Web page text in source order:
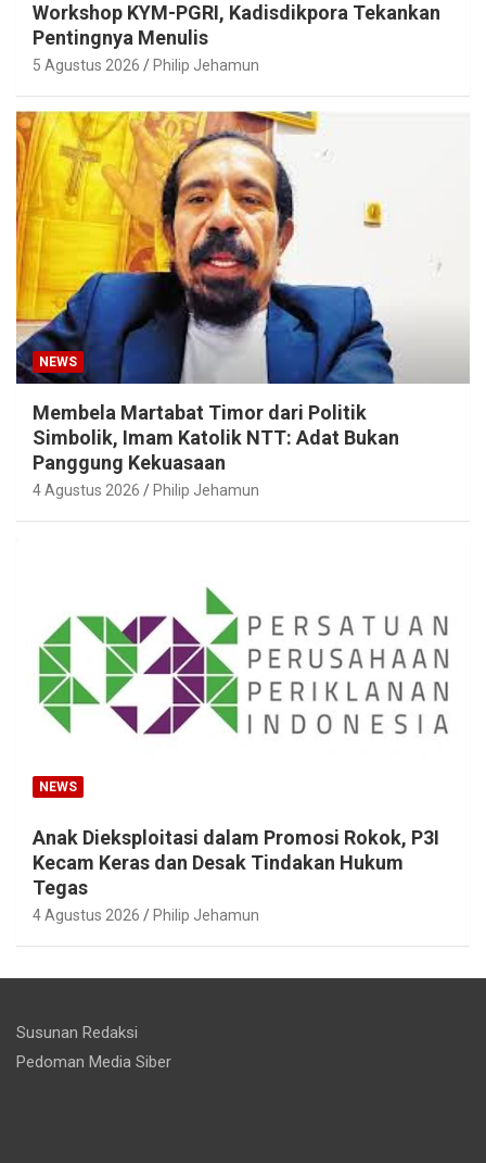
Workshop KYM-PGRI, Kadisdikpora Tekankan
Pentingnya Menulis
5 Agustus 2026 Philip Jehamun
NEWS
Membela Martabat Timor dari Politik
Simbolik, Imam Katolik NTT: Adat Bukan
Panggung Kekuasaan
4 Agustus 2026 Philip Jehamun
NEWS
Anak Dieksploitasi dalam Promosi Rokok, P3I
Kecam Keras dan Desak Tindakan Hukum
Tegas
4 Agustus 2026 Philip Jehamun
Susunan Redaksi
Pedoman Media Siber